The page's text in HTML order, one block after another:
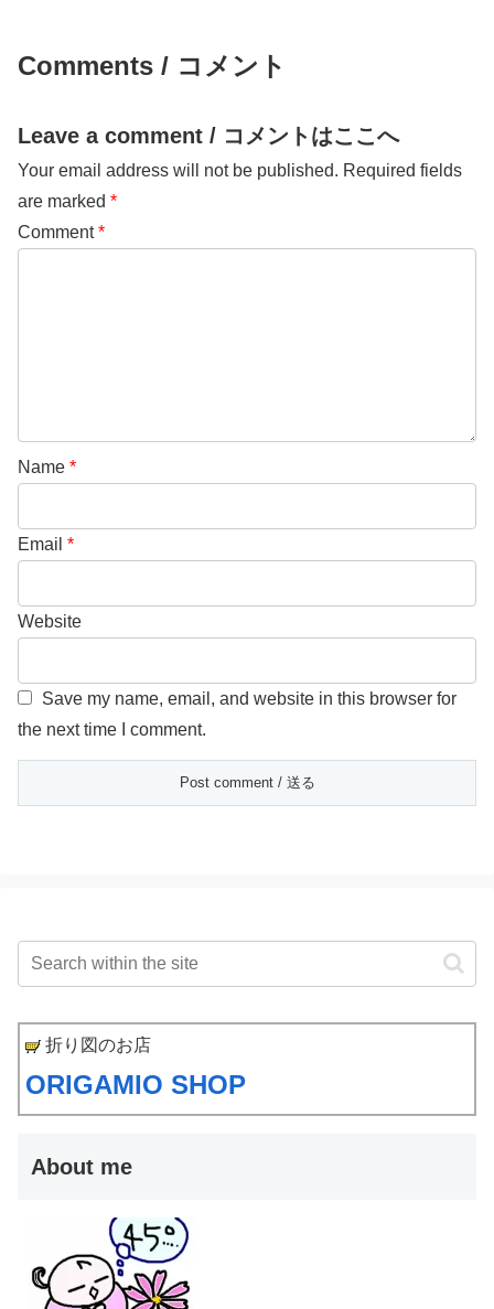
Comments / コメント
Leave a comment / コメントはここへ
Your email address will not be published. Required fields
are marked *
Comment*
Name *
Email *
Website
Save my name, email, and website in this browser for
the next time I comment.
折り図のお店
ORIGAMIO SHOP
About me